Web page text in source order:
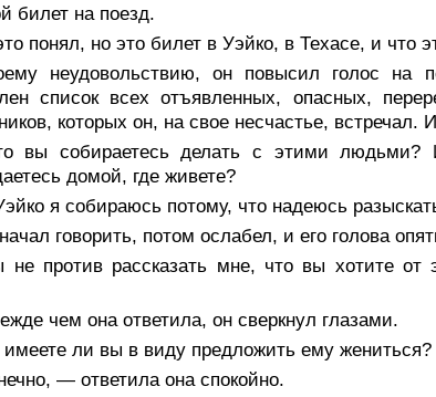
билет на поезд.
понял, но это билет в Уэйко, в Техасе, и что
неудовольствию, он повысил голос на
список всех отъявленных, опасных,
которых он, на свое несчастье, встречал.
вы собираетесь делать с этими
домой, где живете?
я собираюсь потому, что надеюсь
говорить, потом ослабел, и его голова
против рассказать мне, что вы хотите от
чем она ответила, он сверкнул глазами.
ли вы в виду предложить ему
— ответила она спокойно.